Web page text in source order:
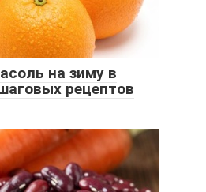
на зиму в
рецептов